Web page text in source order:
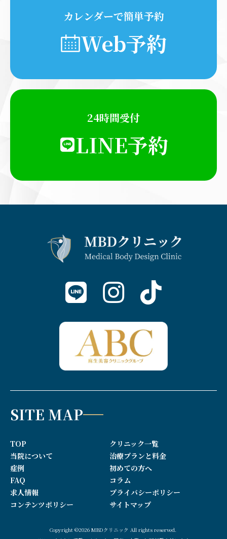
カレンダーで簡単予約
Web予約
24時間受付
LINE予約
SITE MAP
TOP
クリニック一覧
当院について
治療プランと料金
症例
初めての方へ
FAQ
コラム
求人情報
プライバシーポリシー
コンテンツポリシー
サイトマップ
Copyright ©2026 MBDクリニック All rights reserved.